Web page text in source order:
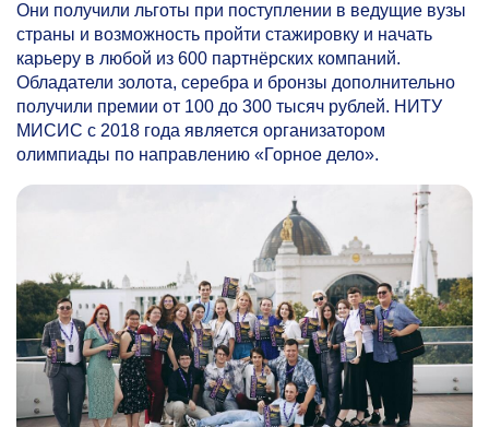
Они получили льготы при поступлении в ведущие вузы
страны и возможность пройти стажировку и начать
карьеру в любой из 600 партнёрских компаний.
Обладатели золота, серебра и бронзы дополнительно
получили премии от 100 до 300 тысяч рублей. НИТУ
МИСИС с 2018 года является организатором
олимпиады по направлению «Горное дело».